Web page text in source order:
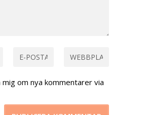
mig om nya kommentarer via